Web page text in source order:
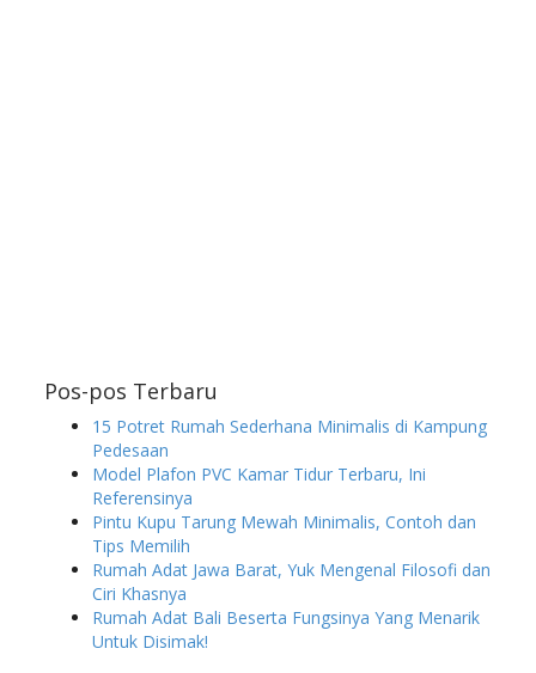
Pos-pos Terbaru
15 Potret Rumah Sederhana Minimalis di Kampung
Pedesaan
Model Plafon PVC Kamar Tidur Terbaru, Ini
Referensinya
Pintu Kupu Tarung Mewah Minimalis, Contoh dan
Tips Memilih
Rumah Adat Jawa Barat, Yuk Mengenal Filosofi dan
Ciri Khasnya
Rumah Adat Bali Beserta Fungsinya Yang Menarik
Untuk Disimak!